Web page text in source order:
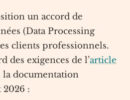
un accord de
(Data Processing
clients professionnels.
des exigences de l’article
la documentation
: